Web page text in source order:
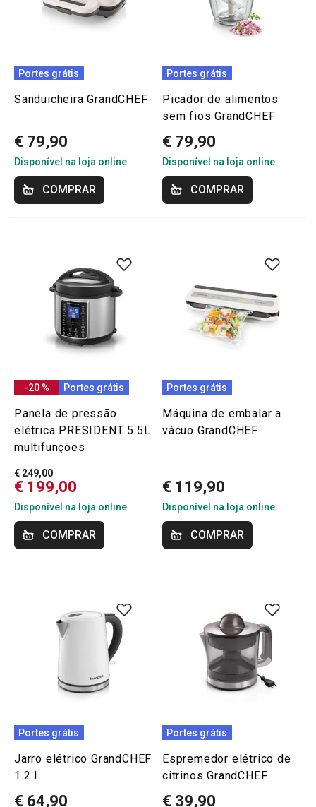
Portes grátis
Sanduicheira GrandCHEF
€ 79,90
Disponível na loja online
COMPRAR
Portes grátis
Picador de alimentos
sem fios GrandCHEF
€ 79,90
Disponível na loja online
COMPRAR
-20 % Portes grátis
Panela de pressão
elétrica PRESIDENT 5.5L
multifunções
€ 249,00
€ 199,00
Disponível na loja online
COMPRAR
Portes grátis
Máquina de embalar a
vácuo GrandCHEF
€ 119,90
Disponível na loja online
COMPRAR
Portes grátis
Jarro elétrico GrandCHEF
1.2 l
€ 64,90
Portes grátis
Espremedor elétrico de
citrinos GrandCHEF
€ 39,90